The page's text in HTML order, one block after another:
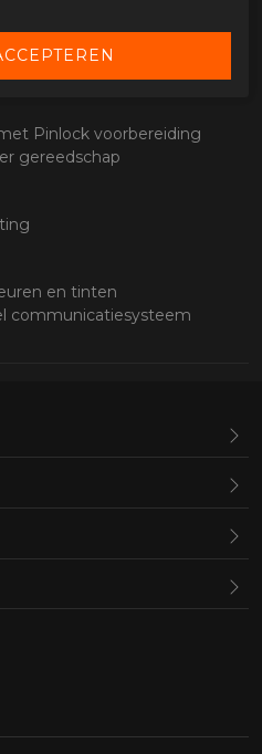
Pinlock voorbereiding
gereedschap
en tinten
communicatiesysteem
10.00-18.00
Gesloten